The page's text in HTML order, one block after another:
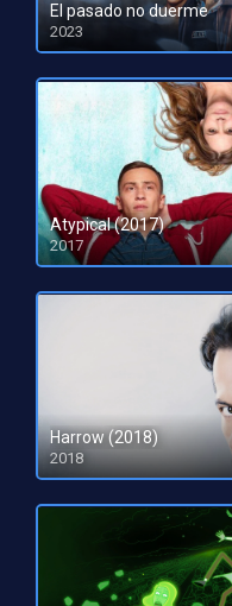
El pasado no duerme
2023
HD 1080pHD 720p
Atypical (2017)
2017
Harrow (2018)
2018